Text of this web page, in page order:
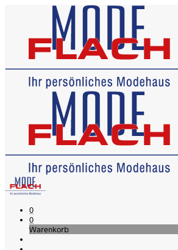
0
0
Warenkorb